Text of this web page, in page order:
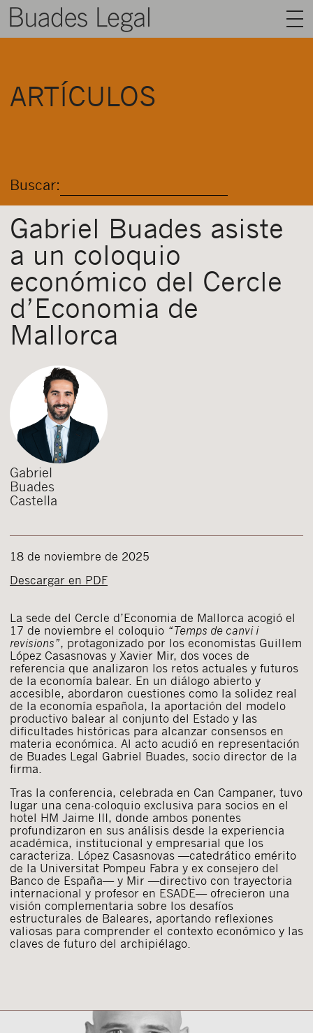
CONTACTO
ARTÍCULOS
Buscar:
Gabriel Buades asiste
a un coloquio
económico del Cercle
d’Economia de
Mallorca
Gabriel
Buades
Castella
18 de noviembre de 2025
Descargar en PDF
La sede del Cercle d’Economia de Mallorca acogió el
17 de noviembre el coloquio “Temps de canvi i
revisions”, protagonizado por los economistas Guillem
López Casasnovas y Xavier Mir, dos voces de
referencia que analizaron los retos actuales y futuros
de la economía balear. En un diálogo abierto y
accesible, abordaron cuestiones como la solidez real
de la economía española, la aportación del modelo
productivo balear al conjunto del Estado y las
dificultades históricas para alcanzar consensos en
materia económica. Al acto acudió en representación
de Buades Legal Gabriel Buades, socio director de la
firma.
Tras la conferencia, celebrada en Can Campaner, tuvo
lugar una cena-coloquio exclusiva para socios en el
hotel HM Jaime III, donde ambos ponentes
profundizaron en sus análisis desde la experiencia
académica, institucional y empresarial que los
caracteriza. López Casasnovas —catedrático emérito
de la Universitat Pompeu Fabra y ex consejero del
Banco de España— y Mir —directivo con trayectoria
internacional y profesor en ESADE— ofrecieron una
visión complementaria sobre los desafíos
estructurales de Baleares, aportando reflexiones
valiosas para comprender el contexto económico y las
claves de futuro del archipiélago.